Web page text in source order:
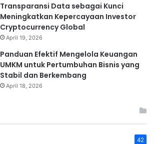
Transparansi Data sebagai Kunci
Meningkatkan Kepercayaan Investor
Cryptocurrency Global
April 19, 2026
Panduan Efektif Mengelola Keuangan
UMKM untuk Pertumbuhan Bisnis yang
Stabil dan Berkembang
April 18, 2026
42